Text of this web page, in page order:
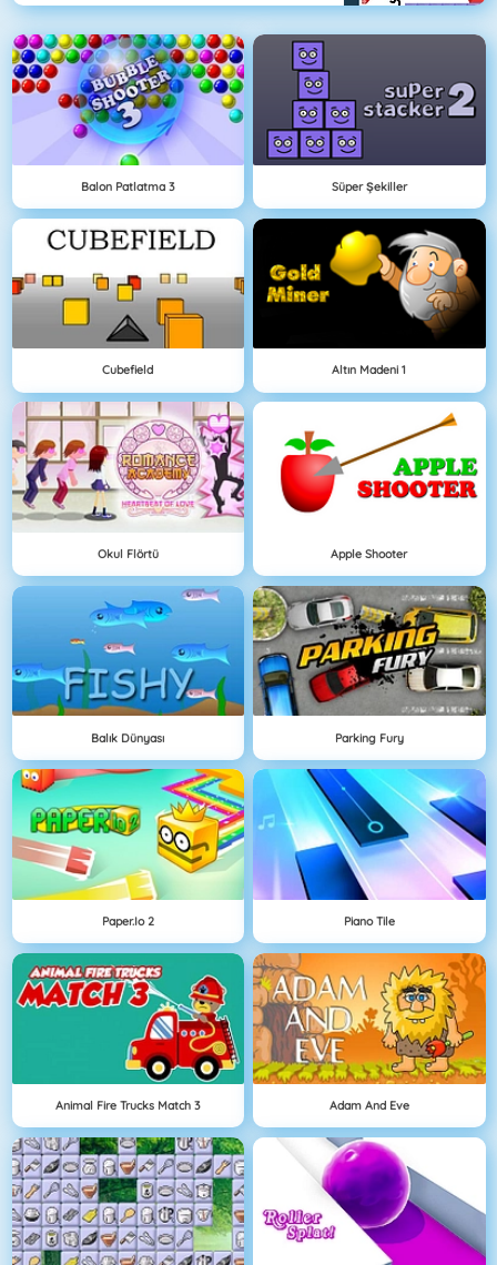
Balon Patlatma 3 Süper Şekiller
Cubefield Altın Madeni 1
Okul Flörtü Apple Shooter
Balık Dünyası Parking Fury
Paper.io 2 Piano Tile
Animal Fire Trucks Match 3 Adam And Eve